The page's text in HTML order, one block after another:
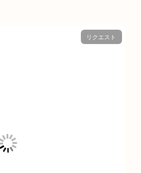
リクエスト